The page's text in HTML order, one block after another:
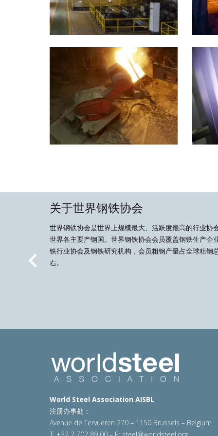
关于世界钢铁协会
世界钢铁协会是世界上规模最大、活跃度最高的行业协
世界各主要产钢国。世界钢铁协会会员覆盖钢铁生产企
铁行业协会及钢铁研究机构，会员粗钢产量占全球粗钢
右。
Previous
World Steel Association AISBL
注册办事处：
Avenue de Tervueren 270 – 1150 Brussels – Belgium